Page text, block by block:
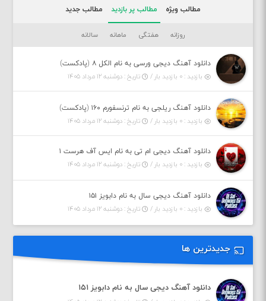
مطالب ویژه مطالب پر بازدید مطالب جدید
روزانه هفتگی ماهانه سالانه
دانلود آهنگ دیجی ورسی به نام الکل ۸ (پادکست)
بازدید : ۰ بازدید بار /
تاریخ : دوشنبه ۱۲ مرداد ۱۴۰۵
دانلود آهنگ ریلجی به نام ترنسفورم ۱۶۰ (پادکست)
بازدید : ۰ بازدید بار /
تاریخ : دوشنبه ۱۲ مرداد ۱۴۰۵
دانلود آهنگ دیجی ام تی به نام ایس آف هرست ۱
بازدید : ۰ بازدید بار /
تاریخ : دوشنبه ۱۲ مرداد ۱۴۰۵
دانلود آهنگ دیجی سال به نام دابویز ۱۵۱
بازدید : ۰ بازدید بار /
تاریخ : دوشنبه ۱۲ مرداد ۱۴۰۵
جدیدترین ها
دانلود آهنگ دیجی سال به نام دابویز ۱۵۱